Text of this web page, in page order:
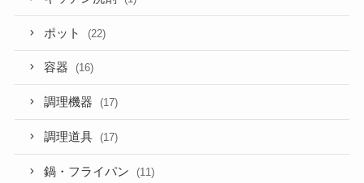
ポット (22)
容器 (16)
調理機器 (17)
調理道具 (17)
鍋・フライパン (11)